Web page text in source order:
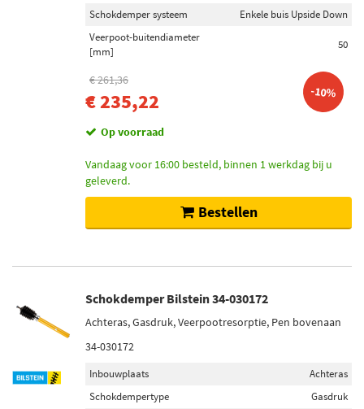
Schokdemper systeem
Enkele buis Upside Down
Veerpoot-buitendiameter
[mm]
50
€ 261,36
€ 235,22 -10%
Op voorraad
Vandaag voor 16:00 besteld, binnen 1 werkdag bij u
geleverd.
Bestellen
Schokdemper Bilstein 34-030172
Achteras, Gasdruk, Veerpootresorptie, Pen bovenaan
34-030172
Inbouwplaats
Achteras
Schokdempertype
Gasdruk